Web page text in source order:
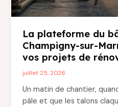
?
La plateforme du
Champigny-sur-
vos projets de
juillet 25, 2026
Un matin de chantier,
pâle et que les talons